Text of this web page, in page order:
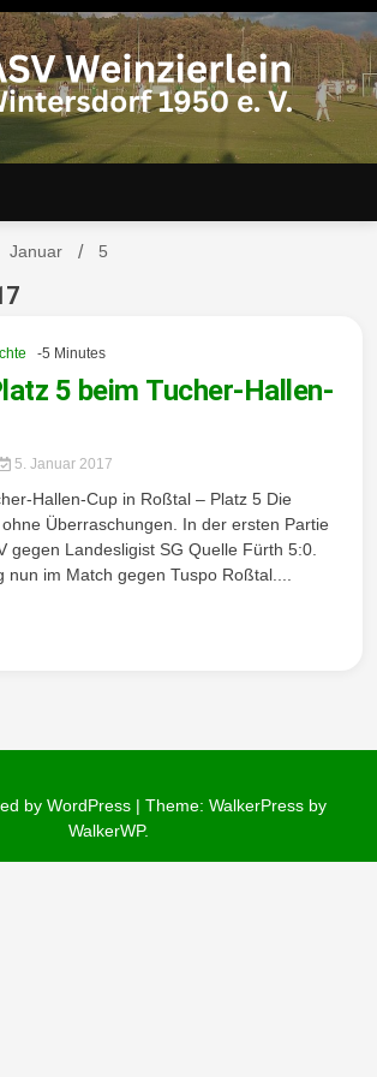
ASV
ein-
1950
Januar 5
-5 Minutes
5 beim Tucher-Hallen-
5. Januar 2017
Hallen-Cup in Roßtal – Platz 5 Die
Überraschungen. In der ersten Partie
gegen Landesligist SG Quelle Fürth 5:0.
nun im Match gegen Tuspo Roßtal....
by WordPress | Theme: WalkerPress by
WalkerWP.